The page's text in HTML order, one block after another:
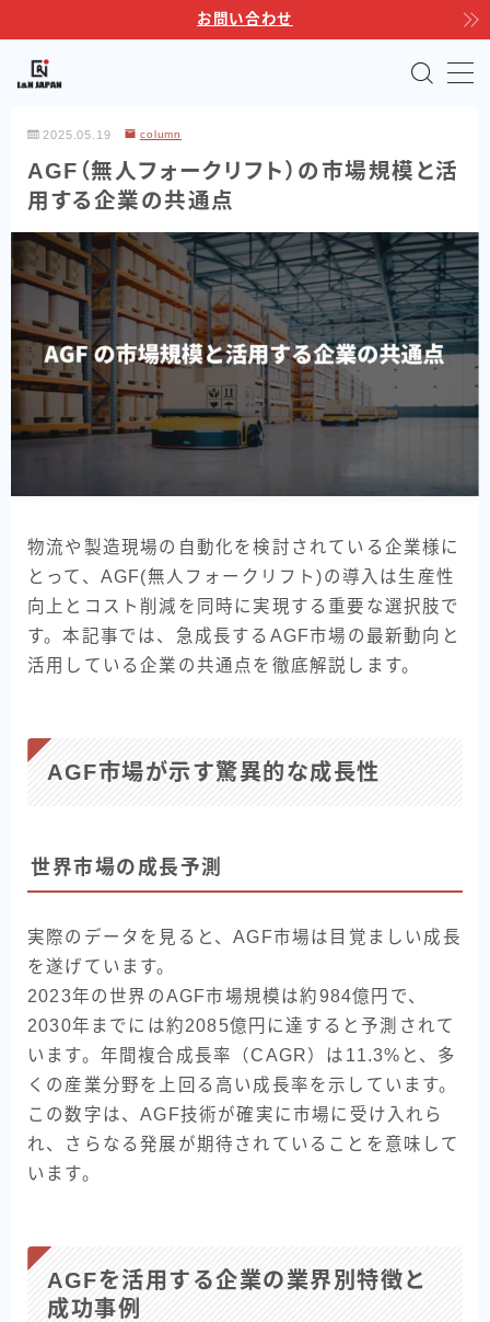
お問い合わせ
MENU
サポートサービス
製品ラインナップ
自動運転フォークリフト
Linkores AGF
Linkores AGF スタッカー
Linkores AGF 水平搬送モデル
Linkores AGF CBD20H
重量型シャトル
薄型シャトル
AMR (自律走行搬送ロボット)
TransPallet
導入事例
衣類品製造
イベント
コラム
事業概要
お問い合わせ
2025.05.19 column
AGF（無人フォークリフト）の市場規模と活
用する企業の共通点
物流や製造現場の自動化を検討されている企業様に
とって、AGF(無人フォークリフト)の導入は生産性
向上とコスト削減を同時に実現する重要な選択肢で
す。本記事では、急成長するAGF市場の最新動向と
活用している企業の共通点を徹底解説します。
AGF市場が示す驚異的な成長性
世界市場の成長予測
実際のデータを見ると、AGF市場は目覚ましい成長
を遂げています。
2023年の世界のAGF市場規模は約984億円で、
2030年までには約2085億円に達すると予測されて
います。年間複合成長率（CAGR）は11.3%と、多
くの産業分野を上回る高い成長率を示しています。
この数字は、AGF技術が確実に市場に受け入れら
れ、さらなる発展が期待されていることを意味して
います。
AGFを活用する企業の業界別特徴と
成功事例